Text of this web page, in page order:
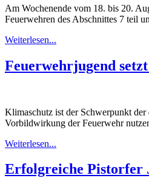
Am Wochenende vom 18. bis 20.
Feuerwehren des Abschnittes 7 teil
Weiterlesen...
Feuerwehrjugend
Klimaschutz ist der Schwerpunkt
Vorbildwirkung der Feuerwehr
Weiterlesen...
Erfolgreiche Pistorfer